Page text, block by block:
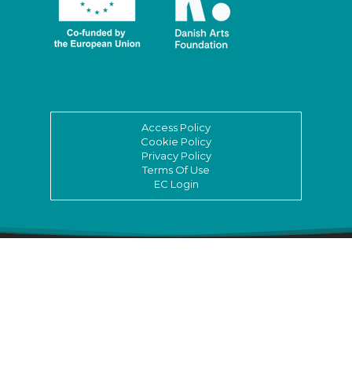
Access Policy
Cookie Policy
Privacy Policy
Terms Of Use
EC Login